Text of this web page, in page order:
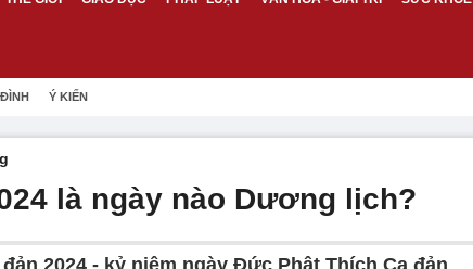
Ý KIẾN
là ngày nào Dương lịch?
2024 - kỷ niệm ngày Đức Phật Thích Ca đản